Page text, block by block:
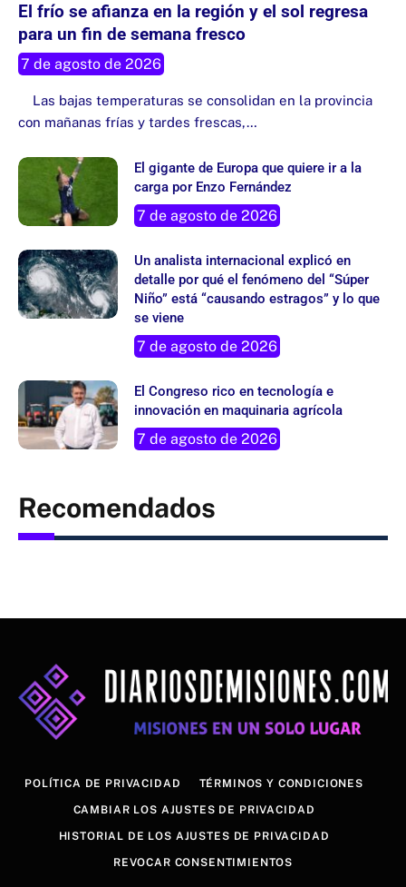
El frío se afianza en la región y el sol regresa
para un fin de semana fresco
7 de agosto de 2026
Las bajas temperaturas se consolidan en la provincia
con mañanas frías y tardes frescas,…
El gigante de Europa que quiere ir a la
carga por Enzo Fernández
7 de agosto de 2026
Un analista internacional explicó en
detalle por qué el fenómeno del “Súper
Niño” está “causando estragos” y lo que
se viene
7 de agosto de 2026
El Congreso rico en tecnología e
innovación en maquinaria agrícola
7 de agosto de 2026
Recomendados
POLÍTICA DE PRIVACIDAD TÉRMINOS Y CONDICIONES
CAMBIAR LOS AJUSTES DE PRIVACIDAD
HISTORIAL DE LOS AJUSTES DE PRIVACIDAD
REVOCAR CONSENTIMIENTOS